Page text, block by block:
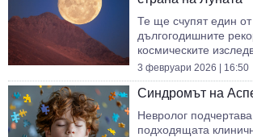
Те ще счупят един
дългогодишните
космическите
3 февруари 2026 | 16:50
Синдромът на
Невролог
подходящата